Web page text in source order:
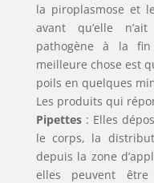
la piroplasmose et le
avant qu’elle
pathogène à la
meilleure chose est
poils en quelques
Les produits qui
Pipettes: Elles
le corps, la
depuis la zone
elles peuvent être